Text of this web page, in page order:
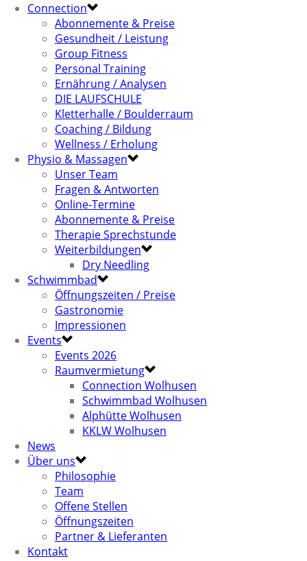
Connection
Abonnemente & Preise
Gesundheit / Leistung
Group Fitness
Personal Training
Ernährung / Analysen
DIE LAUFSCHULE
Kletterhalle / Boulderraum
Coaching / Bildung
Wellness / Erholung
Physio & Massagen
Unser Team
Fragen & Antworten
Online-Termine
Abonnemente & Preise
Therapie Sprechstunde
Weiterbildungen
Dry Needling
Schwimmbad
Öffnungszeiten / Preise
Gastronomie
Impressionen
Events
Events 2026
Raumvermietung
Connection Wolhusen
Schwimmbad Wolhusen
Alphütte Wolhusen
KKLW Wolhusen
News
Über uns
Philosophie
Team
Offene Stellen
Öffnungszeiten
Partner & Lieferanten
Kontakt